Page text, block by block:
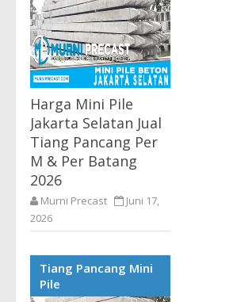
Tiang Pancang Jakarta
Timur - Kami Murni...
Harga Mini Pile
Jakarta Selatan Jual
Tiang Pancang Per
M & Per Batang
2026
Murni Precast
Juni 17,
2026
Selatan Terlengkap
Supplier Precast Tiang
Pancang Beton Terbaru
Tiang Pancang Mini
Pile